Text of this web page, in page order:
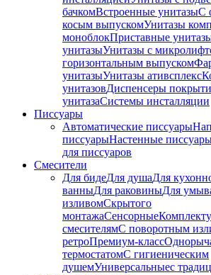
бачкомВстроенные унитазыС
косым выпускомУнитазы
моноблокПриставные
унитазыУнитазы с
горизонтальным выпуском
унитазыУнитазы ативсплекс
унитазовДиспенсеры
унитазаСистемы инсталляции
Писсуары
Автоматические писсуары
писсуарыНастенные
для писсуаров
Смесители
Для бидеДля душаДля
ванныДля раковиныДля
изливомСкрытого
монтажаСенсорные
смесителямС поворотным
ретроПремиум-класс
термостатомС гигиеническим
душемУниверсальныес